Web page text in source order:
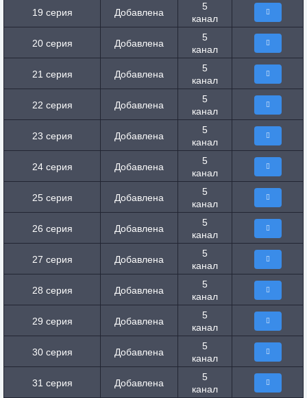
19 серия Добавлена
5
канал
20 серия Добавлена
5
канал
21 серия Добавлена
5
канал
22 серия Добавлена
5
канал
23 серия Добавлена
5
канал
24 серия Добавлена
5
канал
25 серия Добавлена
5
канал
26 серия Добавлена
5
канал
27 серия Добавлена
5
канал
28 серия Добавлена
5
канал
29 серия Добавлена
5
канал
30 серия Добавлена
5
канал
31 серия Добавлена
5
канал